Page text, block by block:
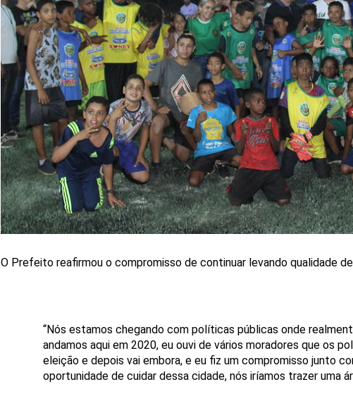
O Prefeito reafirmou o compromisso de continuar levando qualidade
“Nós estamos chegando com políticas públicas onde
andamos aqui em 2020, eu ouvi de vários moradores que os
eleição e depois vai embora, e eu fiz um compromisso junto
oportunidade de cuidar dessa cidade, nós iríamos trazer uma